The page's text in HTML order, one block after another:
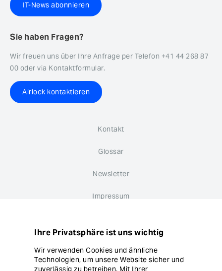
IT-News abonnieren
Sie haben Fragen?
Wir freuen uns über Ihre Anfrage per Telefon +41 44 268 87
00 oder via Kontaktformular.
Airlock kontaktieren
Kontakt
Glossar
Newsletter
Impressum
Cookie Einstellungen
Ihre Privatsphäre ist uns wichtig
Wir verwenden Cookies und ähnliche
Technologien, um unsere Website sicher und
zuverlässig zu betreiben. Mit Ihrer